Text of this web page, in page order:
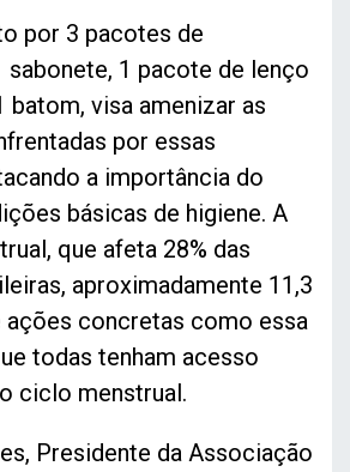
por 3 pacotes de
sabonete, 1 pacote de lenço
batom, visa amenizar as
por essas
a importância do
básicas de higiene. A
que afeta 28% das
aproximadamente 11,3
ações concretas como essa
todas tenham acesso
ciclo menstrual.
Presidente da Associação